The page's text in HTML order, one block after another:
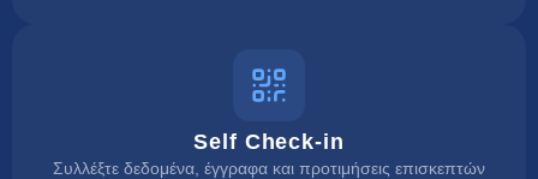
Self Check-in
Συλλέξτε δεδομένα, έγγραφα και προτιμήσεις επισκεπτών